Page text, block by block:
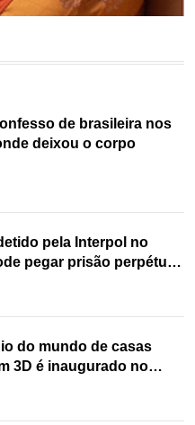
de brasileira nos
deixou o corpo
pela Interpol no
pegar prisão perpétua
do mundo de casas
3D é inaugurado no